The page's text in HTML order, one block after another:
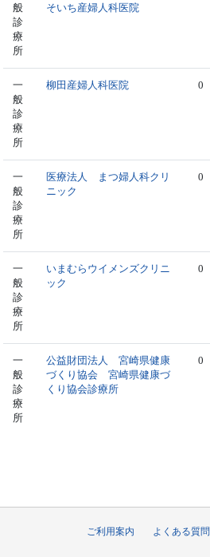
般
診
療
所
そいち産婦人科医院
一
般
診
療
所
柳田産婦人科医院 0
一
般
診
療
所
医療法人 まつ婦人科クリ
ニック
0
一
般
診
療
所
いまむらウイメンズクリニ
ック
0
一
般
診
療
所
公益財団法人 宮崎県健康
づくり協会 宮崎県健康づ
くり協会診療所
0
ご利用案内 よくある質問